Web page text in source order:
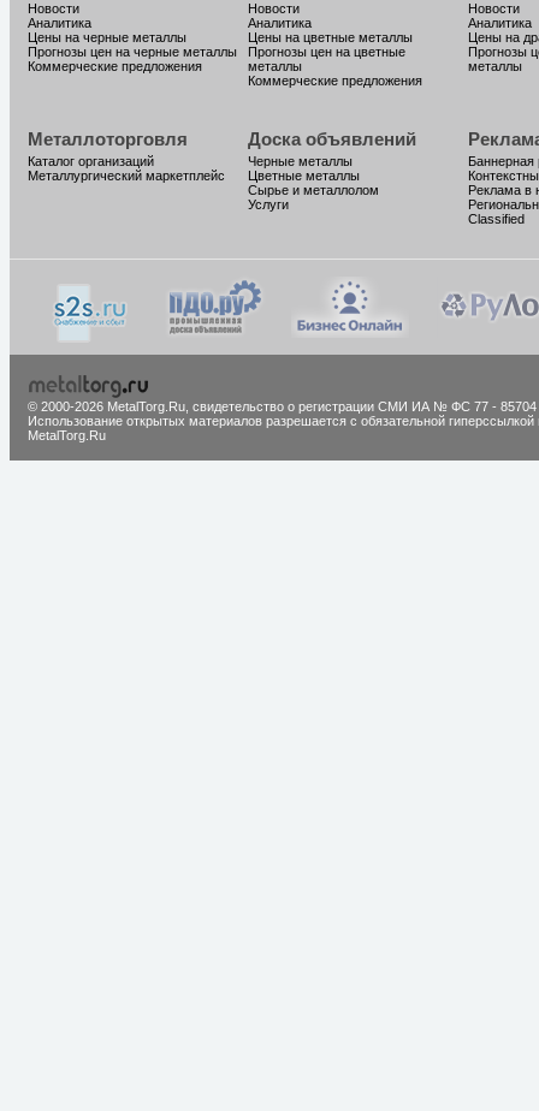
Новости
Аналитика
Цены на черные металлы
Прогнозы цен на черные металлы
Коммерческие предложения
Новости
Аналитика
Цены на цветные металлы
Прогнозы цен на цветные
металлы
Коммерческие предложения
Новости
Аналитика
Цены на
Прогнозы
металлы
Металлоторговля
Каталог организаций
Металлургический маркетплейс
Доска объявлений
Черные металлы
Цветные металлы
Сырье и металлолом
Услуги
Баннерная
Реклама в
Classified
© 2000-2026 MetalTorg.Ru, cвидетельство о регистрации СМИ ИА № ФС 77 - 85704
Использование открытых материалов разрешается с обязательной гиперссылкой
MetalTorg.Ru